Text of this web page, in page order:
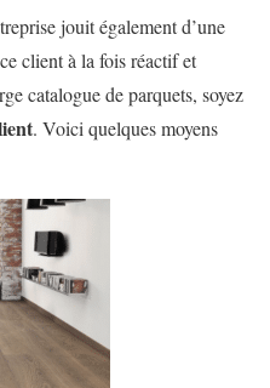
jouit également d’une
client à la fois réactif et
catalogue de parquets, soyez
. Voici quelques moyens